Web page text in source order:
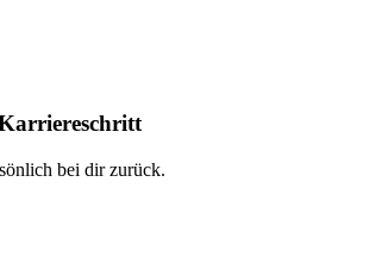
bei dir zurück.